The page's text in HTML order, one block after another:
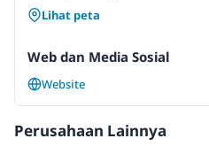
Lihat peta
Web dan Media Sosial
Website
Perusahaan Lainnya